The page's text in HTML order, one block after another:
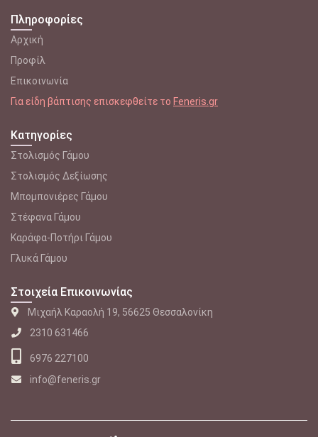
Πληροφορίες
Αρχική
Προφίλ
Επικοινωνία
Για είδη βάπτισης επισκεφθείτε το Feneris.gr
Κατηγορίες
Στολισμός Γάμου
Στολισμός Δεξίωσης
Μπομπονιέρες Γάμου
Στέφανα Γάμου
Καράφα-Ποτήρι Γάμου
Γλυκά Γάμου
Στοιχεία Επικοινωνίας
Μιχαήλ Καραολή 19, 56625 Θεσσαλονίκη
2310 631466
6976 227100
info@feneris.gr